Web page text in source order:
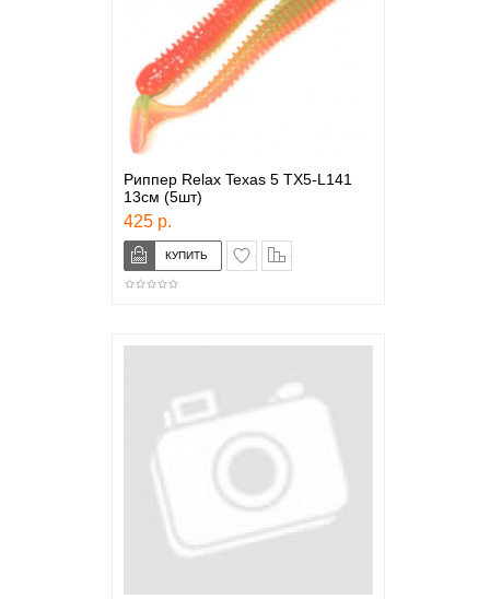
Риппер Relax Texas 5 TX5-L141
13см (5шт)
425 р.
в закладки